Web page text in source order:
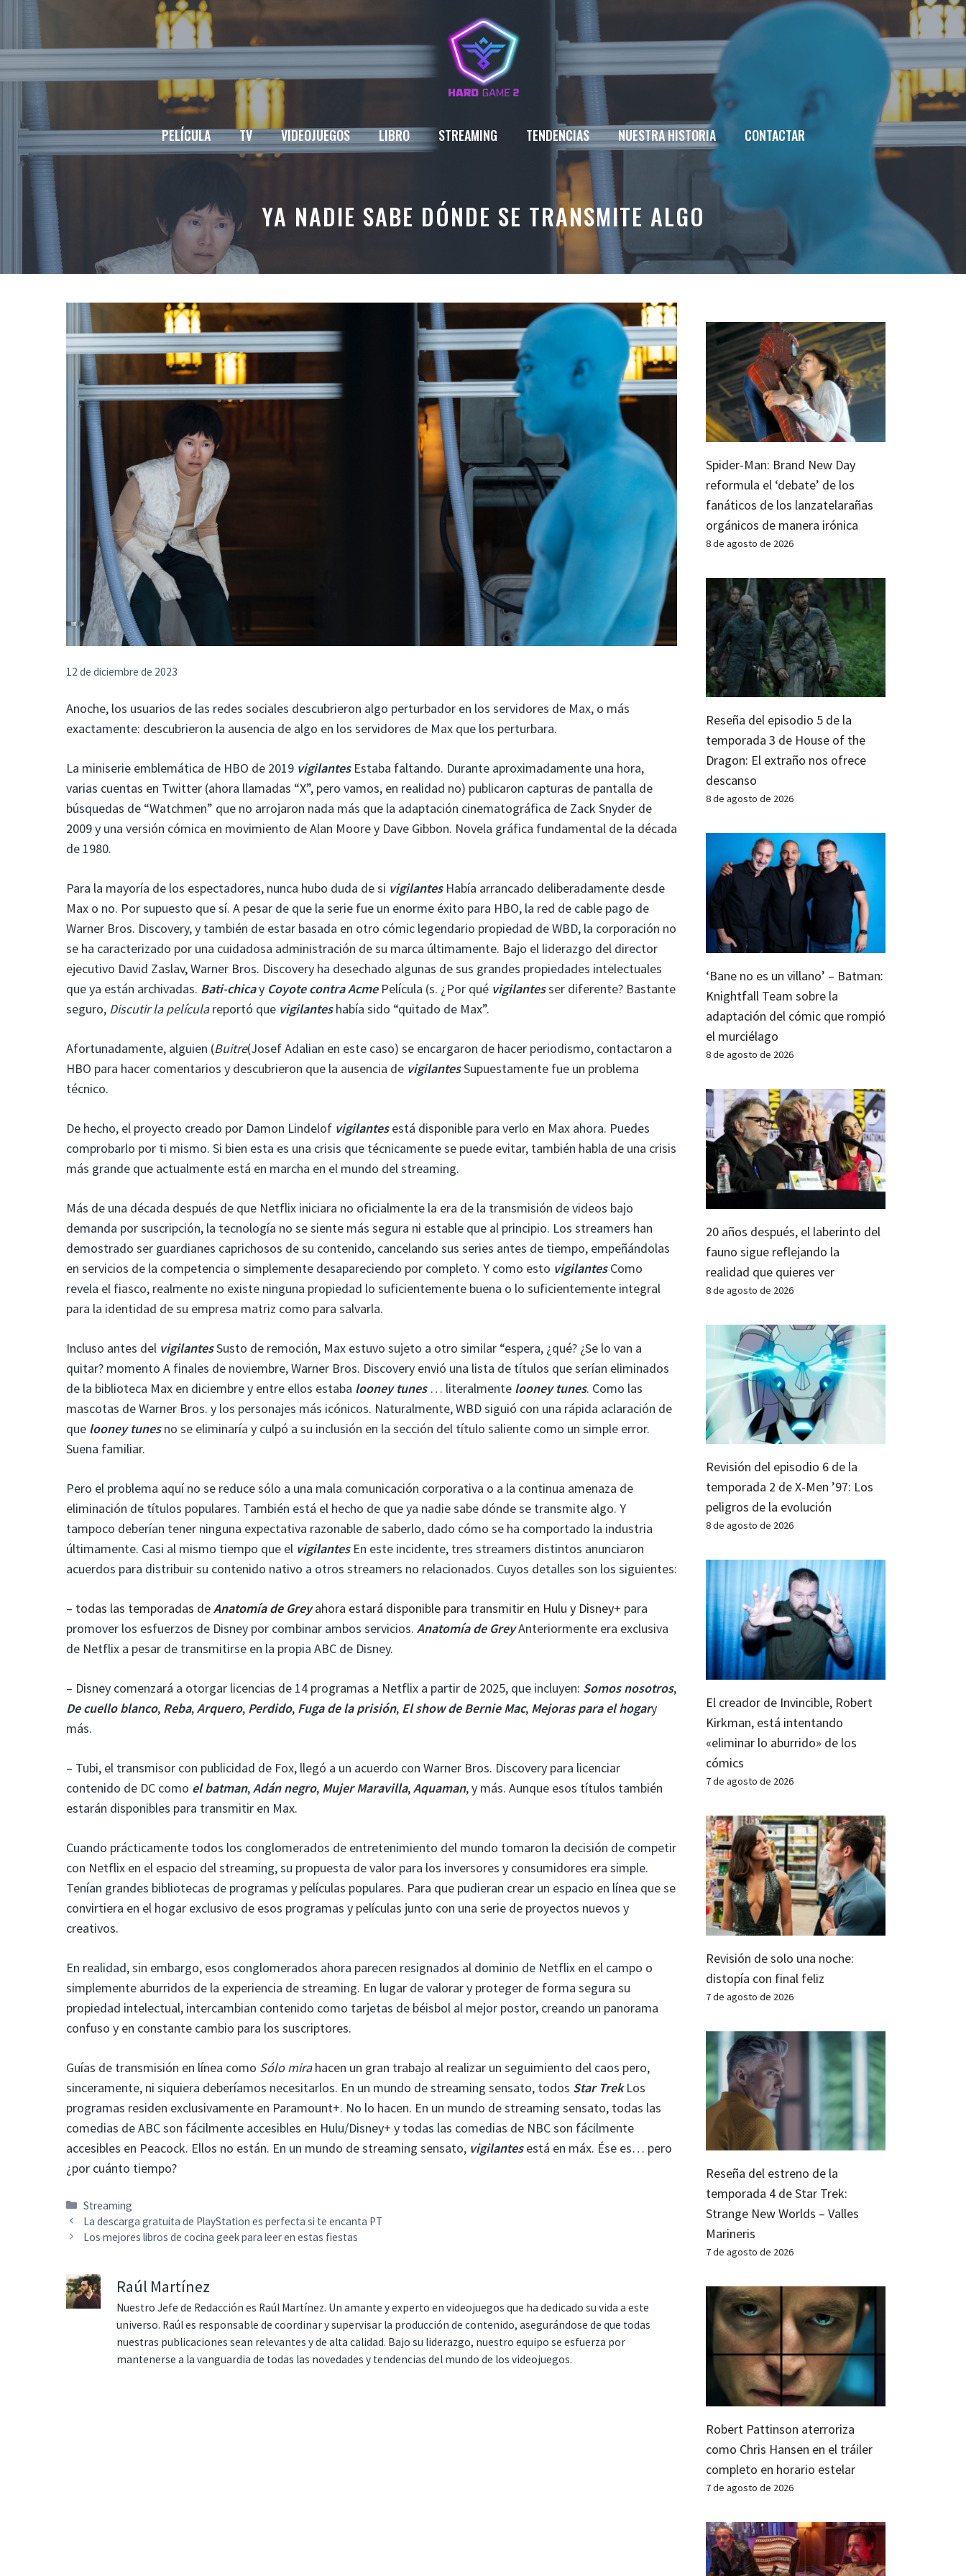
contenido
PELÍCULA TV VIDEOJUEGOS LIBRO STREAMING TENDENCIAS NUESTRA HISTORIA CONTACTAR
YA NADIE SABE DÓNDE SE TRANSMITE ALGO
12 de diciembre de 2023
Anoche, los usuarios de las redes sociales descubrieron algo perturbador en los servidores de Max, o más
exactamente: descubrieron la ausencia de algo en los servidores de Max que los perturbara.
La miniserie emblemática de HBO de 2019 vigilantesEstaba faltando. Durante aproximadamente una hora,
varias cuentas en Twitter (ahora llamadas “X”, pero vamos, en realidad no) publicaron capturas de pantalla de
búsquedas de “Watchmen” que no arrojaron nada más que la adaptación cinematográfica de Zack Snyder de
2009 y una versión cómica en movimiento de Alan Moore y Dave Gibbon. Novela gráfica fundamental de la década
de 1980.
Para la mayoría de los espectadores, nunca hubo duda de si vigilantesHabía arrancado deliberadamente desde
Max o no. Por supuesto que sí. A pesar de que la serie fue un enorme éxito para HBO, la red de cable pago de
Warner Bros. Discovery, y también de estar basada en otro cómic legendario propiedad de WBD, la corporación no
se ha caracterizado por una cuidadosa administración de su marca últimamente. Bajo el liderazgo del director
ejecutivo David Zaslav, Warner Bros. Discovery ha desechado algunas de sus grandes propiedades intelectuales
que ya están archivadas. Bati-chicay Coyote contra AcmePelícula (s. ¿Por qué vigilantesser diferente? Bastante
seguro, Discutir la películareportó que vigilanteshabía sido “quitado de Max”.
Afortunadamente, alguien (Buitre(Josef Adalian en este caso) se encargaron de hacer periodismo, contactaron a
HBO para hacer comentarios y descubrieron que la ausencia de vigilantesSupuestamente fue un problema
técnico.
De hecho, el proyecto creado por Damon Lindelof vigilantesestá disponible para verlo en Max ahora. Puedes
comprobarlo por ti mismo. Si bien esta es una crisis que técnicamente se puede evitar, también habla de una crisis
más grande que actualmente está en marcha en el mundo del streaming.
Más de una década después de que Netflix iniciara no oficialmente la era de la transmisión de videos bajo
demanda por suscripción, la tecnología no se siente más segura ni estable que al principio. Los streamers han
demostrado ser guardianes caprichosos de su contenido, cancelando sus series antes de tiempo, empeñándolas
en servicios de la competencia o simplemente desapareciendo por completo. Y como esto vigilantesComo
revela el fiasco, realmente no existe ninguna propiedad lo suficientemente buena o lo suficientemente integral
para la identidad de su empresa matriz como para salvarla.
Incluso antes del vigilantesSusto de remoción, Max estuvo sujeto a otro similar “espera, ¿qué? ¿Se lo van a
quitar? momento A finales de noviembre, Warner Bros. Discovery envió una lista de títulos que serían eliminados
de la biblioteca Max en diciembre y entre ellos estaba looney tunes … literalmente looney tunes. Como las
mascotas de Warner Bros. y los personajes más icónicos. Naturalmente, WBD siguió con una rápida aclaración de
que looney tunesno se eliminaría y culpó a su inclusión en la sección del título saliente como un simple error.
Suena familiar.
Pero el problema aquí no se reduce sólo a una mala comunicación corporativa o a la continua amenaza de
eliminación de títulos populares. También está el hecho de que ya nadie sabe dónde se transmite algo. Y
tampoco deberían tener ninguna expectativa razonable de saberlo, dado cómo se ha comportado la industria
últimamente. Casi al mismo tiempo que el vigilantesEn este incidente, tres streamers distintos anunciaron
acuerdos para distribuir su contenido nativo a otros streamers no relacionados. Cuyos detalles son los siguientes:
– todas las temporadas deAnatomía de Greyahora estará disponible para transmitir en Hulu y Disney+ para
promover los esfuerzos de Disney por combinar ambos servicios. Anatomía de GreyAnteriormente era exclusiva
de Netflix a pesar de transmitirse en la propia ABC de Disney.
– Disney comenzará a otorgar licencias de 14 programas a Netflix a partir de 2025, que incluyen: Somos nosotros,
De cuello blanco, Reba,Arquero, Perdido, Fuga de la prisión, El show de Bernie Mac, Mejoras para el hogary
más.
– Tubi, el transmisor con publicidad de Fox, llegó a un acuerdo con Warner Bros. Discovery para licenciar
contenido de DC como el batman,Adán negro, Mujer Maravilla,Aquaman, y más. Aunque esos títulos también
estarán disponibles para transmitir en Max.
Cuando prácticamente todos los conglomerados de entretenimiento del mundo tomaron la decisión de competir
con Netflix en el espacio del streaming, su propuesta de valor para los inversores y consumidores era simple.
Tenían grandes bibliotecas de programas y películas populares. Para que pudieran crear un espacio en línea que se
convirtiera en el hogar exclusivo de esos programas y películas junto con una serie de proyectos nuevos y
creativos.
En realidad, sin embargo, esos conglomerados ahora parecen resignados al dominio de Netflix en el campo o
simplemente aburridos de la experiencia de streaming. En lugar de valorar y proteger de forma segura su
propiedad intelectual, intercambian contenido como tarjetas de béisbol al mejor postor, creando un panorama
confuso y en constante cambio para los suscriptores.
Guías de transmisión en línea como Sólo mirahacen un gran trabajo al realizar un seguimiento del caos pero,
sinceramente, ni siquiera deberíamos necesitarlos. En un mundo de streaming sensato, todos Star TrekLos
programas residen exclusivamente en Paramount+. No lo hacen. En un mundo de streaming sensato, todas las
comedias de ABC son fácilmente accesibles en Hulu/Disney+ y todas las comedias de NBC son fácilmente
accesibles en Peacock. Ellos no están. En un mundo de streaming sensato, vigilantesestá en máx. Ése es… pero
¿por cuánto tiempo?
Categorías
Streaming
La descarga gratuita de PlayStation es perfecta si te encanta PT
Los mejores libros de cocina geek para leer en estas fiestas
Raúl Martínez
Nuestro Jefe de Redacción es Raúl Martínez. Un amante y experto en videojuegos que ha dedicado su vida a este
universo. Raúl es responsable de coordinar y supervisar la producción de contenido, asegurándose de que todas
nuestras publicaciones sean relevantes y de alta calidad. Bajo su liderazgo, nuestro equipo se esfuerza por
mantenerse a la vanguardia de todas las novedades y tendencias del mundo de los videojuegos.
Spider-Man: Brand New Day
reformula el ‘debate’ de los
fanáticos de los lanzatelarañas
orgánicos de manera irónica
8 de agosto de 2026
Reseña del episodio 5 de la
temporada 3 de House of the
Dragon: El extraño nos ofrece
descanso
8 de agosto de 2026
‘Bane no es un villano’ – Batman:
Knightfall Team sobre la
adaptación del cómic que rompió
el murciélago
8 de agosto de 2026
20 años después, el laberinto del
fauno sigue reflejando la
realidad que quieres ver
8 de agosto de 2026
Revisión del episodio 6 de la
temporada 2 de X-Men ’97: Los
peligros de la evolución
8 de agosto de 2026
El creador de Invincible, Robert
Kirkman, está intentando
«eliminar lo aburrido» de los
cómics
7 de agosto de 2026
Revisión de solo una noche:
distopía con final feliz
7 de agosto de 2026
Reseña del estreno de la
temporada 4 de Star Trek:
Strange New Worlds – Valles
Marineris
7 de agosto de 2026
Robert Pattinson aterroriza
como Chris Hansen en el tráiler
completo en horario estelar
7 de agosto de 2026